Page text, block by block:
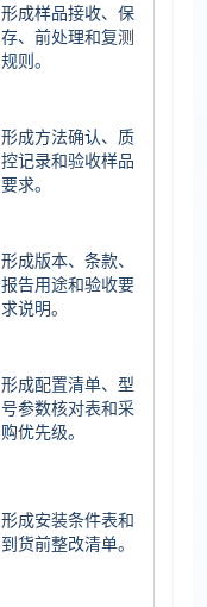
形成样品接收、保
存、前处理和复测
规则。
形成方法确认、质
控记录和验收样品
要求。
形成版本、条款、
报告用途和验收要
求说明。
形成配置清单、型
号参数核对表和采
购优先级。
形成安装条件表和
到货前整改清单。